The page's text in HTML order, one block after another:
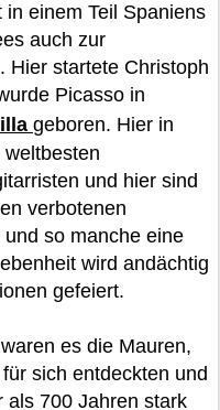
einem Teil Spaniens
auch zur
Hier startete Christoph
Picasso in
geboren. Hier in
und hier sind
verbotenen
so manche eine
wird andächtig
gefeiert.
es die Mauren,
sich entdeckten und
als 700 Jahren stark